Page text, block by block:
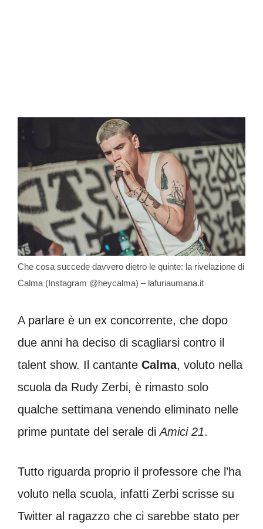
Che cosa succede davvero dietro le quinte: la rivelazione di
Calma (Instagram @heycalma) – lafuriaumana.it
A parlare è un ex concorrente, che dopo
due anni ha deciso di scagliarsi contro il
talent show. Il cantante Calma, voluto nella
scuola da Rudy Zerbi, è rimasto solo
qualche settimana venendo eliminato nelle
prime puntate del serale diAmici 21.
Tutto riguarda proprio il professore che l’ha
voluto nella scuola, infatti Zerbi scrisse su
Twitter al ragazzo che ci sarebbe stato per